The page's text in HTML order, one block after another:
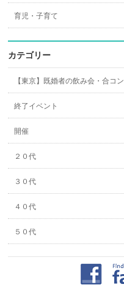
育児・子育て
カテゴリー
【東京】既婚者の飲み会・合コン
終了イベント
開催
２０代
３０代
４０代
５０代